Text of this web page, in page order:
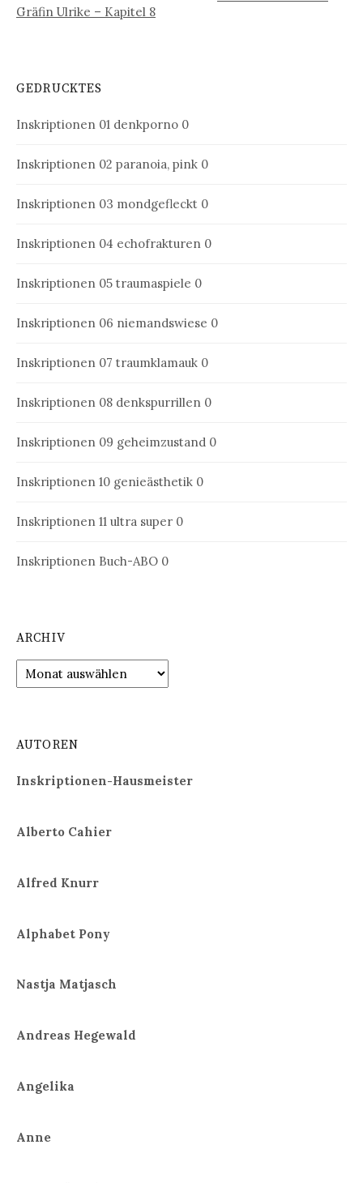
Gräfin Ulrike – Kapitel 8
GEDRUCKTES
Inskriptionen 01 denkporno 0
Inskriptionen 02 paranoia, pink 0
Inskriptionen 03 mondgefleckt 0
Inskriptionen 04 echofrakturen 0
Inskriptionen 05 traumaspiele 0
Inskriptionen 06 niemandswiese 0
Inskriptionen 07 traumklamauk 0
Inskriptionen 08 denkspurrillen 0
Inskriptionen 09 geheimzustand 0
Inskriptionen 10 genieästhetik 0
Inskriptionen 11 ultra super 0
Inskriptionen Buch-ABO 0
ARCHIV
Archiv
AUTOREN
Inskriptionen-Hausmeister
Alberto Cahier
Alfred Knurr
Alphabet Pony
Nastja Matjasch
Andreas Hegewald
Angelika
Anne